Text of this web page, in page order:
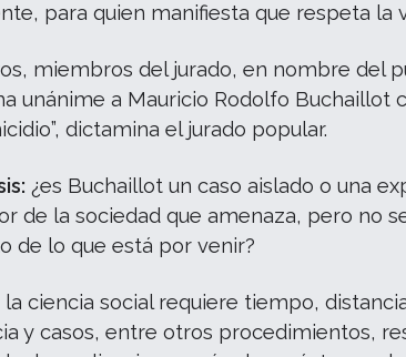
para quien manifiesta que respeta la
miembros del jurado, en nombre del
unánime a Mauricio Rodolfo Buchaillot
dictamina el jurado popular.
¿es Buchaillot un caso aislado o una
de la sociedad que amenaza, pero no
de lo que está por venir?
la ciencia social requiere tiempo,
y casos, entre otros procedimientos,